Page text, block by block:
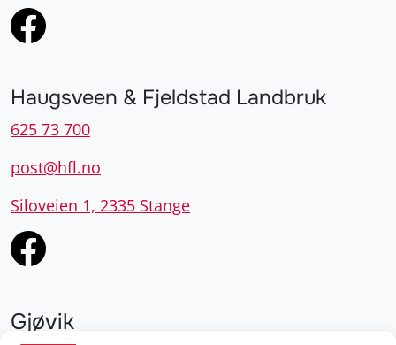
Haugsveen & Fjeldstad Landbruk
625 73 700
post@hfl.no
Siloveien 1, 2335 Stange
Gjøvik